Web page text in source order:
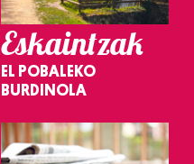
Eskaintzak
EL POBALEKO
BURDINOLA